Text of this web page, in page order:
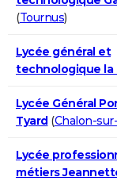
(Tournus)
Lycée général et
technologique la
Lycée Général
Tyard(Chalon-
Lycée
métiers